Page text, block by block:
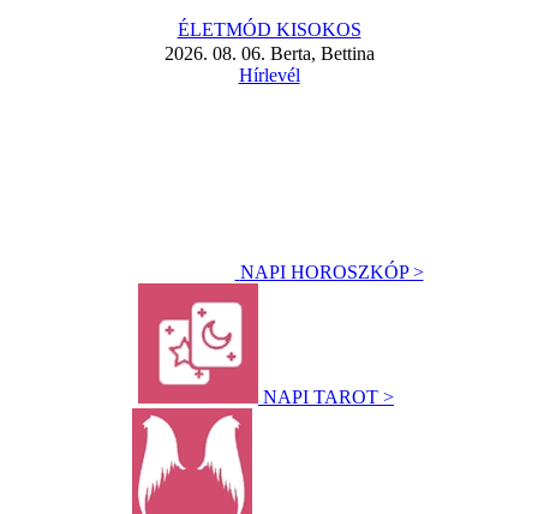
ÉLETMÓD KISOKOS
2026. 08. 06. Berta, Bettina
Hírlevél
NAPI HOROSZKÓP >
NAPI TAROT >